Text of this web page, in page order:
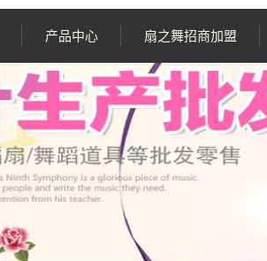
产品中心 扇之舞招商加盟